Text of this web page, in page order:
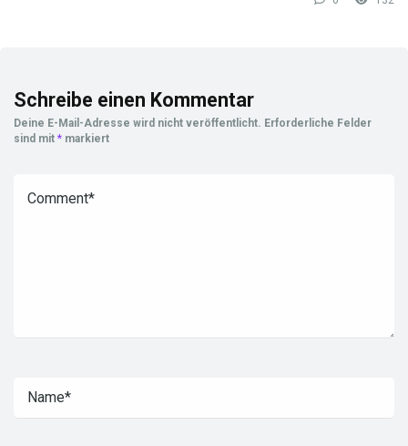
Schreibe einen Kommentar
Deine E-Mail-Adresse wird nicht veröffentlicht. Erforderliche Felder
sind mit * markiert